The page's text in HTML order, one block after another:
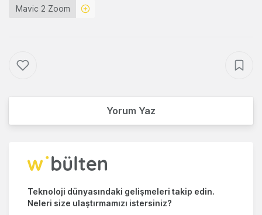
Mavic 2 Zoom
Yorum Yaz
Teknoloji dünyasındaki gelişmeleri takip edin.
Neleri size ulaştırmamızı istersiniz?